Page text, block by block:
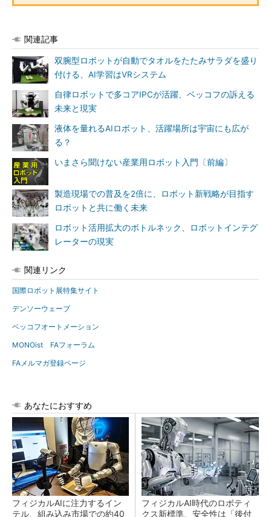
関連記事
双腕型ロボットが自動でタオルをたたみサラダを盛り
付ける、AI学習はVRシステム
自律ロボットで多コアIPCが活躍、ベッコフの訴える
未来と現実
液体を量れるAIロボット、活躍場所は宇宙にも広が
る？
いまさら聞けない産業用ロボット入門〔前編〕
製造現場での普及を2倍に、ロボット新戦略が目指す
ロボットと共に働く未来
ロボット活用拡大のボトルネック、ロボットインテグ
レーターの現実
関連リンク
国際ロボット展特集サイト
デンソーウェーブ
ベッコフオートメーション
MONOist FAフォーラム
FAメルマガ登録ページ
あなたにおすすめ
フィジカルAIに注力するイン
テル、組み込み市場での約40
フィジカルAI時代のロボティ
クス新標準、安全性は「後付